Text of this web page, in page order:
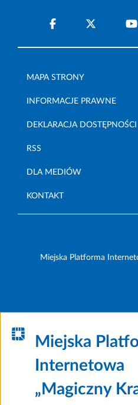
MAPA STRONY
INFORMACJE PRAWNE
DEKLARACJA DOSTĘPNOŚCI
RSS
DLA MEDIÓW
KONTAKT
Miejska Platforma
Miejska
Internetowa
„Magiczny